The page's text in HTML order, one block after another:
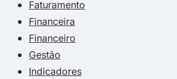
Faturamento
Financeira
Financeiro
Gestão
Indicadores